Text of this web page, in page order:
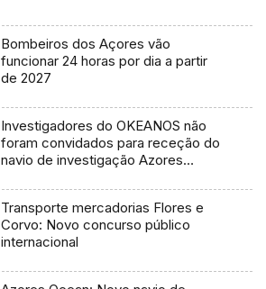
Bombeiros dos Açores vão
funcionar 24 horas por dia a partir
de 2027
Investigadores do OKEANOS não
foram convidados para receção do
navio de investigação Azores
Transporte mercadorias Flores e
Corvo: Novo concurso público
internacional